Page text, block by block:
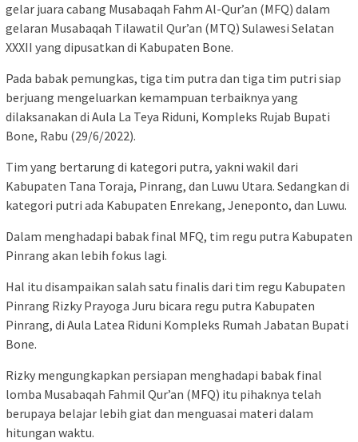
gelar juara cabang Musabaqah Fahm Al-Qur’an (MFQ) dalam
gelaran Musabaqah Tilawatil Qur’an (MTQ) Sulawesi Selatan
XXXII yang dipusatkan di Kabupaten Bone.
Pada babak pemungkas, tiga tim putra dan tiga tim putri siap
berjuang mengeluarkan kemampuan terbaiknya yang
dilaksanakan di Aula La Teya Riduni, Kompleks Rujab Bupati
Bone, Rabu (29/6/2022).
Tim yang bertarung di kategori putra, yakni wakil dari
Kabupaten Tana Toraja, Pinrang, dan Luwu Utara. Sedangkan di
kategori putri ada Kabupaten Enrekang, Jeneponto, dan Luwu.
Dalam menghadapi babak final MFQ, tim regu putra Kabupaten
Pinrang akan lebih fokus lagi.
Hal itu disampaikan salah satu finalis dari tim regu Kabupaten
Pinrang Rizky Prayoga Juru bicara regu putra Kabupaten
Pinrang, di Aula Latea Riduni Kompleks Rumah Jabatan Bupati
Bone.
Rizky mengungkapkan persiapan menghadapi babak final
lomba Musabaqah Fahmil Qur’an (MFQ) itu pihaknya telah
berupaya belajar lebih giat dan menguasai materi dalam
hitungan waktu.